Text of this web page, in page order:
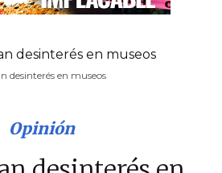
desinterés en museos
Opinión